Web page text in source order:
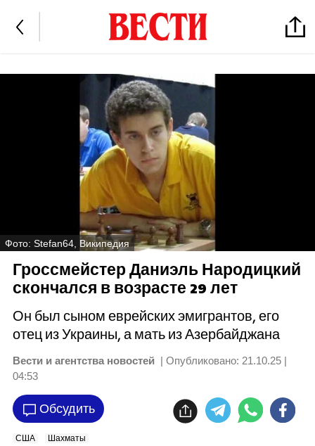
Фото: Stefan64, Википедия
Гроссмейстер Даниэль Народицкий
скончался в возрасте 29 лет
Он был сыном еврейских эмигрантов, его
отец из Украины, а мать из Азербайджана
Вести и агентства новостей | Опубликовано: 21.10.25 |
04:53
Обсудить
США Шахматы